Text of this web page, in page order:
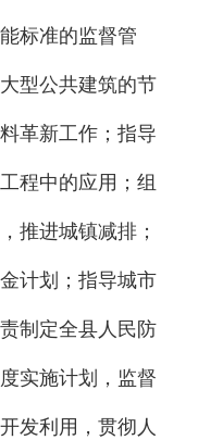
标准的监督管
型公共建筑的节
革新工作；指导
程中的应用；组
推进城镇减排；
计划；指导城市
制定全县人民防
实施计划，监督
发利用，贯彻人